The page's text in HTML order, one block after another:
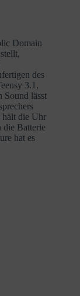
Domain
des
3.1,
Sound lässt
die Uhr
die Batterie
hat es